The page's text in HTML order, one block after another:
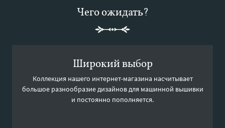
Чего ожидать?
Широкий выбор
Коллекция нашего интернет-магазина насчитывает
большое разнообразие дизайнов для машинной вышивки
и постоянно пополняется.